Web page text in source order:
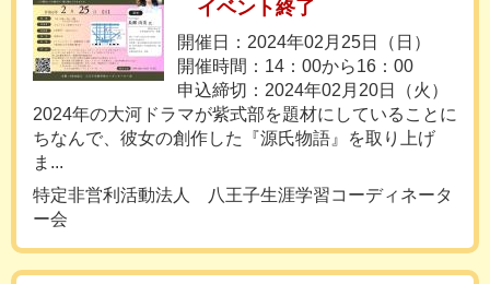
イベント終了
開催日：2024年02月25日（日）
開催時間：14：00から16：00
申込締切：2024年02月20日（火）
2024年の大河ドラマが紫式部を題材にしていることに
ちなんで、彼女の創作した『源氏物語』を取り上げ
ま...
特定非営利活動法人 八王子生涯学習コーディネータ
ー会